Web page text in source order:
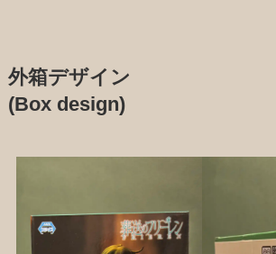
外箱デザイン
(Box design)